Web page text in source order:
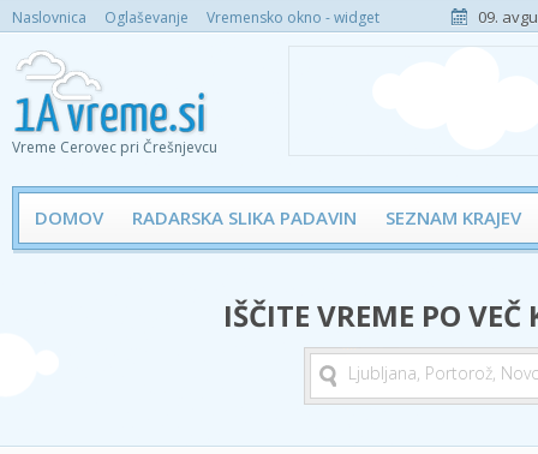
Naslovnica Oglaševanje Vremensko okno - widget 09.
Vreme Cerovec pri Črešnjevcu
DOMOV RADARSKA SLIKA PADAVIN SEZNAM KRAJEV
IŠČITE VREME PO